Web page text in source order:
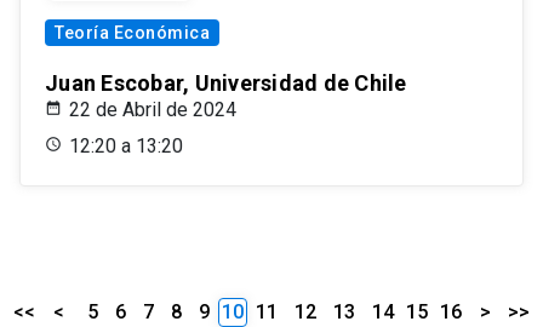
Teoría Económica
Juan Escobar, Universidad de Chile
22 de Abril de 2024
12:20 a 13:20
<< < 5 6 7 8 9 10 11 12 13 14 15 16 > >>